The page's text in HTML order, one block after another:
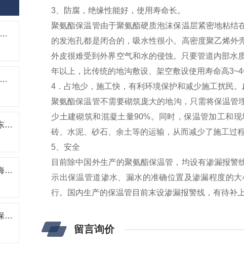
威海*聚氨酯保温管规格 山东安装聚氨酯保温管工程
威海市*聚氨酯保温管 山东专业防腐保温材料
威海聚氨酯保温管生产厂家 山东威海保温管报价
山东聚氨酯保温管生产厂家 威海专业防腐保温材料
专业防腐保温安装 供热聚氨酯保温管威海厂家
3、防腐，绝缘性能好，使用寿命长。
聚氨酯保温管由于聚氨酯硬质泡沫保温层紧密地粘结
的发泡孔都是闭合的，吸水性很小。高密度聚乙烯
外皮很难受到外界空气和水的侵蚀。只要管道内部
年以上，比传统的地沟敷设、架空敷设使用寿命高3~4
4．占地少，施工快，有利环境保护和减少施工扰民。
聚氨酯保温管不需要砌筑庞大的地沟，只需将保温
少土建砌筑和混凝土量90%。同时，保温管加工和
砖、水泥、砂石、余土等的运输，从而减少了施工过
5、安全
目前除中国外生产的聚氨酯保温管，均设有渗漏报
示出保温管道渗水、漏水的准确位置及渗漏程度的
行。国内生产的保温管目前末设渗漏报警线，有待补
留言询价